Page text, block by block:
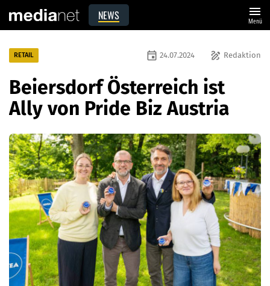
NEWS menu
Menü
RETAIL draw Redaktion
event 24.07.2024
Beiersdorf Österreich ist
Ally von Pride Biz Austria